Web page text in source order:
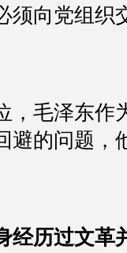
须向党组织
，毛泽东作
避的问题，
经历过文革